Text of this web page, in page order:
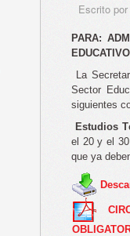
Escrito
PARA:
La
Sector
siguientes
Estudios
el 20 y el
que ya